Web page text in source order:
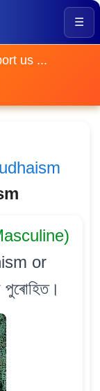
☰
us ...
or
পুৰোহিত।